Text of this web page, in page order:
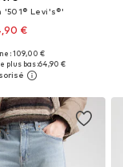
'501® Levi's®'
€
+51
plusieurs tailles
au panier
: 109,00 €
plus bas :64,90 €